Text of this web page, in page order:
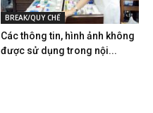
BREAK/QUY CHẾ
Các thông tin, hình ảnh không
được sử dụng trong nội...